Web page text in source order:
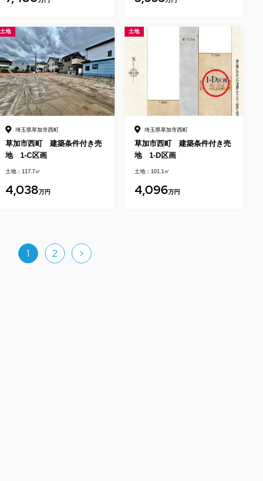
土地
埼玉県草加市西町
草加市西町 建築条件付き売
地 1-C区画
土地：117.7㎡
4,038万円
土地
埼玉県草加市西町
草加市西町 建築条件付き売
地 1-D区画
土地：101.1㎡
4,096万円
1 2 >